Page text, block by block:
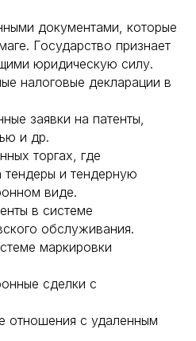
документами, которые
Государство признает
юридическую силу.
налоговые декларации в
заявки на патенты,
и др.
торгах, где
и тендерную
виде.
в системе
обслуживания.
маркировки
сделки с
с удаленным